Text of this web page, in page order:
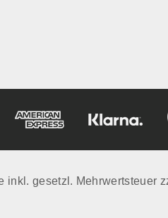
inkl. gesetzl. Mehrwertsteuer